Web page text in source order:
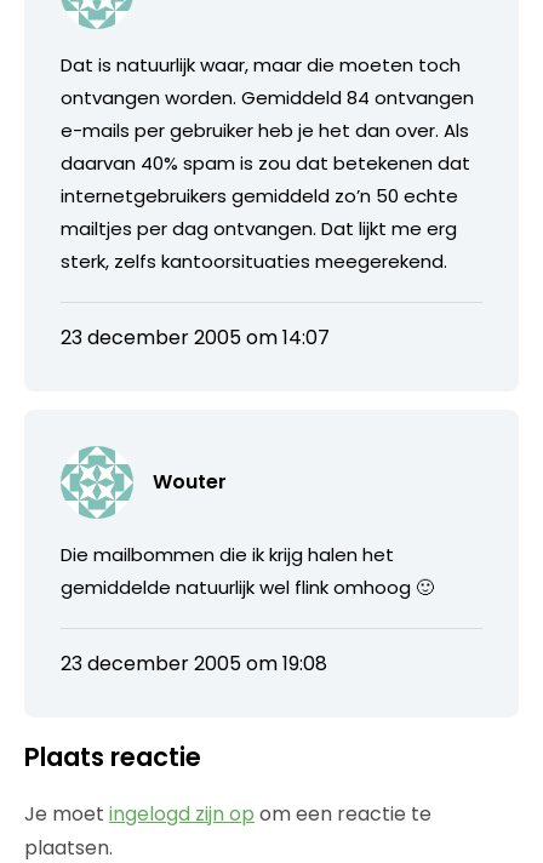
Dat is natuurlijk waar, maar die moeten toch
ontvangen worden. Gemiddeld 84 ontvangen
e-mails per gebruiker heb je het dan over. Als
daarvan 40% spam is zou dat betekenen dat
internetgebruikers gemiddeld zo’n 50 echte
mailtjes per dag ontvangen. Dat lijkt me erg
sterk, zelfs kantoorsituaties meegerekend.
23 december 2005 om 14:07
Wouter
Die mailbommen die ik krijg halen het
gemiddelde natuurlijk wel flink omhoog 🙂
23 december 2005 om 19:08
Plaats reactie
Je moet ingelogd zijn op om een reactie te
plaatsen.